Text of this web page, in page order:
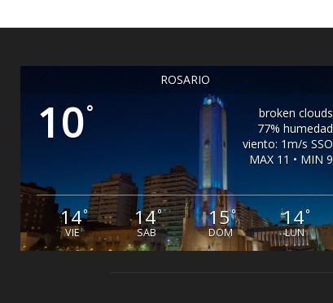
ROSARIO
10°
broken clouds
77% humedad
viento: 1m/s SSO
MAX 11 • MIN 9
14°
VIE
14°
SAB
15°
DOM
14°
LUN